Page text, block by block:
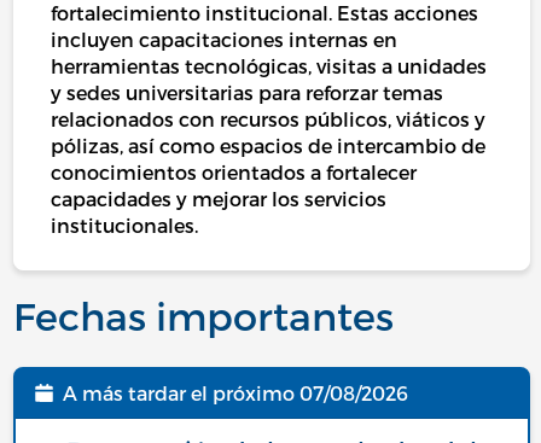
fortalecimiento institucional. Estas acciones
incluyen capacitaciones internas en
herramientas tecnológicas, visitas a unidades
y sedes universitarias para reforzar temas
relacionados con recursos públicos, viáticos y
pólizas, así como espacios de intercambio de
conocimientos orientados a fortalecer
capacidades y mejorar los servicios
institucionales.
Fechas importantes
Fecha
A más tardar el próximo07/08/2026